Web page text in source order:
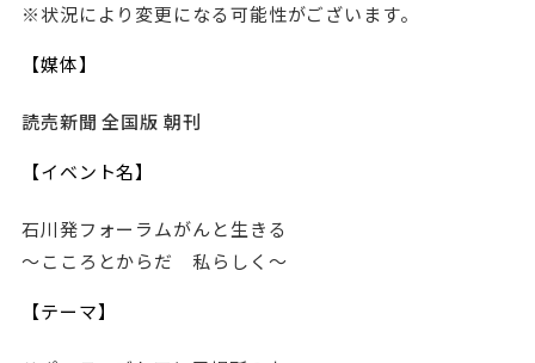
※状況により変更になる可能性がございます。
【媒体】
読売新聞 全国版 朝刊
【イベント名】
石川発フォーラムがんと生きる
～こころとからだ 私らしく～
【テーマ】